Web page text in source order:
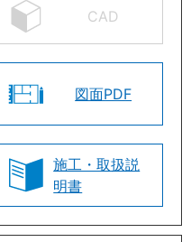
CAD
図面PDF
施工・取扱説
明書